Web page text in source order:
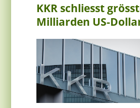
KKR schliesst
Milliarden US-